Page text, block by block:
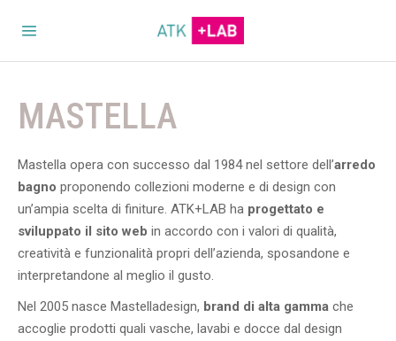
MASTELLA
Mastella opera con successo dal 1984 nel settore dell’arredo
bagno proponendo collezioni moderne e di design con
un’ampia scelta di finiture. ATK+LAB ha progettato e
sviluppato il sito web in accordo con i valori di qualità,
creatività e funzionalità propri dell’azienda, sposandone e
interpretandone al meglio il gusto.
Nel 2005 nasce Mastelladesign, brand di alta gamma che
accoglie prodotti quali vasche, lavabi e docce dal design